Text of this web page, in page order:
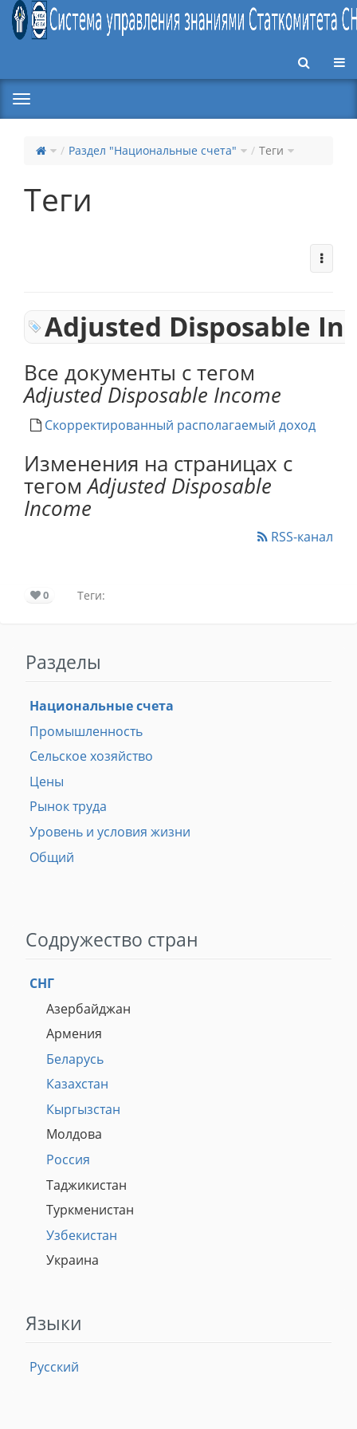
Раздел "Национальные счета" Теги
Теги
Adjusted Disposable
Все документы с тегом
Adjusted Disposable Income
Скорректированный располагаемый доход
Изменения на страницах с
тегомAdjusted Disposable
Income
RSS-канал
0 Теги:
Разделы
Национальные счета
Промышленность
Сельское хозяйство
Цены
Рынок труда
Уровень и условия жизни
Общий
Содружество стран
СНГ
Азербайджан
Армения
Беларусь
Казахстан
Кыргызстан
Молдова
Россия
Таджикистан
Туркменистан
Узбекистан
Украина
Языки
Русский